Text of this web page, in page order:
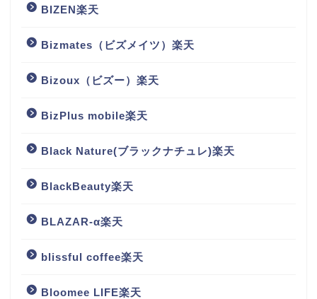
BIZEN楽天
Bizmates（ビズメイツ）楽天
Bizoux（ビズー）楽天
BizPlus mobile楽天
Black Nature(ブラックナチュレ)楽天
BlackBeauty楽天
BLAZAR-α楽天
blissful coffee楽天
Bloomee LIFE楽天